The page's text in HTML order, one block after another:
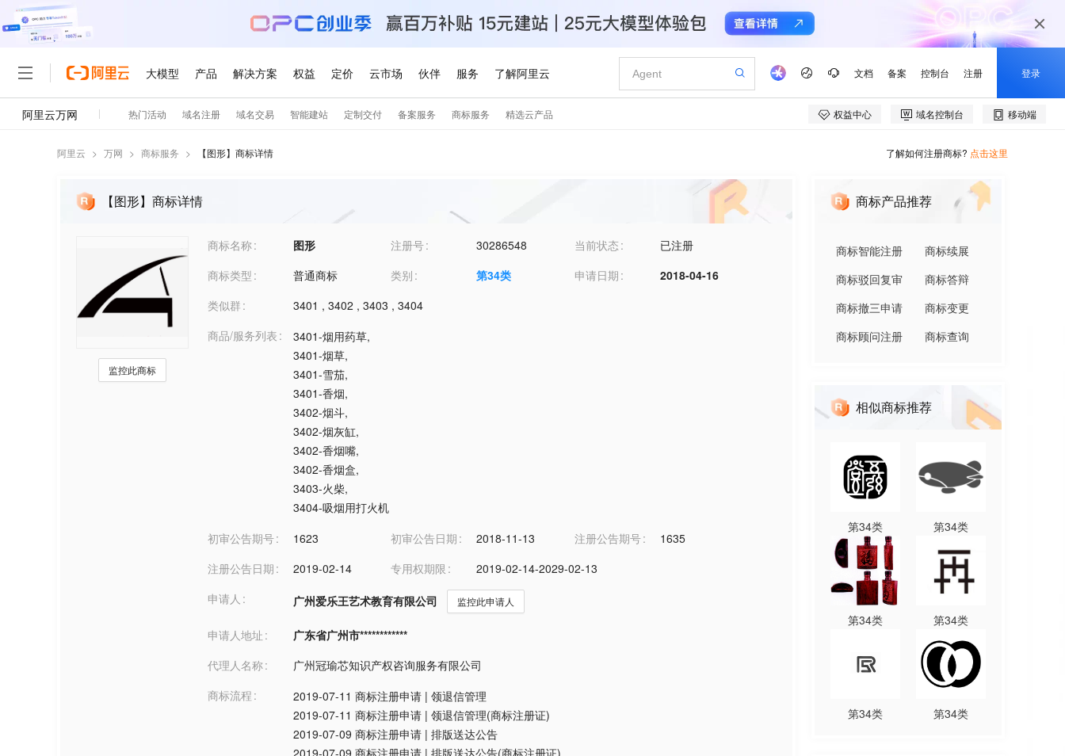
阿里云 > 万网 > 商标服务 > 【图形】商标详情 了解如何注册商标? 点击这里
【图形】商标详情
监控此商标
商标名称 图形 注册号 30286548 当前状态
已注册
商标类型
普通商标 类别 第34类 申请日期
2018-04-16
类似群
3401 , 3402 , 3403 , 3404
商品/服务列表
3401-烟用药草,
3401-烟草,
3401-雪茄,
3401-香烟,
3402-烟斗,
3402-烟灰缸,
3402-香烟嘴,
3402-香烟盒,
3403-火柴,
3404-吸烟用打火机
初审公告期号
1623 初审公告日期 2018-11-13 注册公告期号
1635
注册公告日期
2019-02-14 专用权期限
2019-02-14-2029-02-13
申请人
广州爱乐王艺术教育有限公司 监控此申请人
申请人地址
广东省广州市************
代理人名称
广州冠瑜芯知识产权咨询服务有限公司
商标流程
2019-07-11 商标注册申请 | 领退信管理
2019-07-11 商标注册申请 | 领退信管理(商标注册证)
2019-07-09 商标注册申请 | 排版送达公告
2019-07-09 商标注册申请 | 排版送达公告(商标注册证)
商标产品推荐
商标智能注册
商标续展
商标驳回复审
商标答辩
商标撤三申请
商标变更
商标顾问注册
商标查询
相似商标推荐
第34类 第34类
第34类 第34类
第34类 第34类